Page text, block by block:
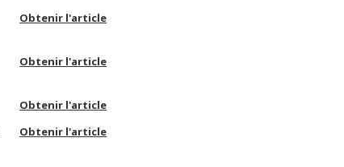
Obtenir l'article
Obtenir l'article
Obtenir l'article
Obtenir l'article